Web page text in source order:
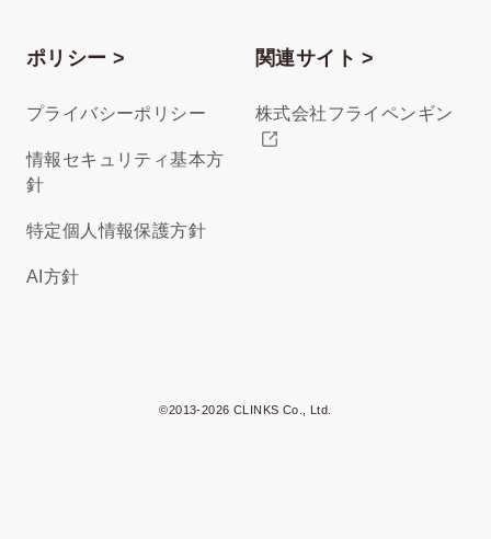
ポリシー >
プライバシーポリシー
情報セキュリティ基本方
針
特定個人情報保護方針
AI方針
関連サイト >
株式会社フライペンギン
©2013-2026 CLINKS Co., Ltd.